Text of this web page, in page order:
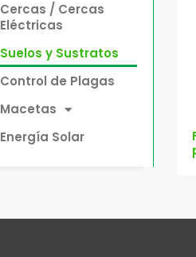
Cercas / Cercas
Eléctricas
Suelos y Sustratos
Control de Plagas
Macetas
Energía Solar